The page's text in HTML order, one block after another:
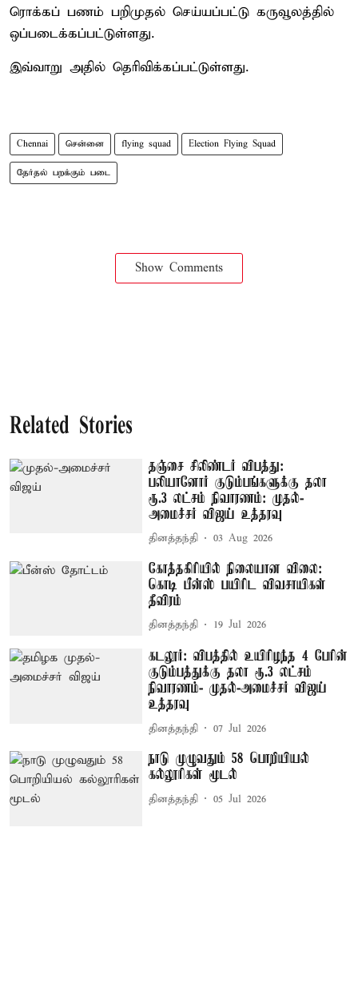
ரொக்கப் பணம் பறிமுதல் செய்யப்பட்டு கருவூலத்தில்
ஒப்படைக்கப்பட்டுள்ளது.
இவ்வாறு அதில் தெரிவிக்கப்பட்டுள்ளது.
Chennai சென்னை flying squad Election Flying Squad
தேர்தல் பறக்கும் படை
Show Comments
Related Stories
தஞ்சை சிலிண்டர் விபத்து:
பலியானோர் குடும்பங்களுக்கு தலா
ரூ.3 லட்சம் நிவாரணம்: முதல்-
அமைச்சர் விஜய் உத்தரவு
தினத்தந்தி 03 Aug 2026
கோத்தகிரியில் நிலையான விலை:
கொடி பீன்ஸ் பயிரிட விவசாயிகள்
தீவிரம்
தினத்தந்தி 19 Jul 2026
கடலூர்: விபத்தில் உயிரிழந்த 4 பேரின்
குடும்பத்துக்கு தலா ரூ.3 லட்சம்
நிவாரணம்- முதல்-அமைச்சர் விஜய்
உத்தரவு
தினத்தந்தி 07 Jul 2026
நாடு முழுவதும் 58 பொறியியல்
கல்லூரிகள் மூடல்
தினத்தந்தி 05 Jul 2026